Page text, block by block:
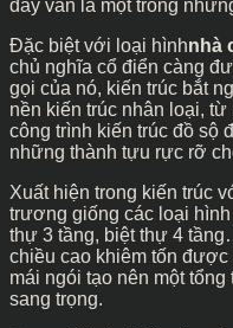
đây vẫn là một trong
Đặc biệt với loại hìnhnhà
chủ nghĩa cổ điển càng
gọi của nó, kiến trúc bắt
nền kiến trúc nhân loại,
công trình kiến trúc đồ sộ
những thành tựu rực rỡ
Xuất hiện trong kiến trúc
trương giống các loại
thự 3 tầng, biệt thự 4
chiều cao khiêm tốn
mái ngói tạo nên một
sang trọng.